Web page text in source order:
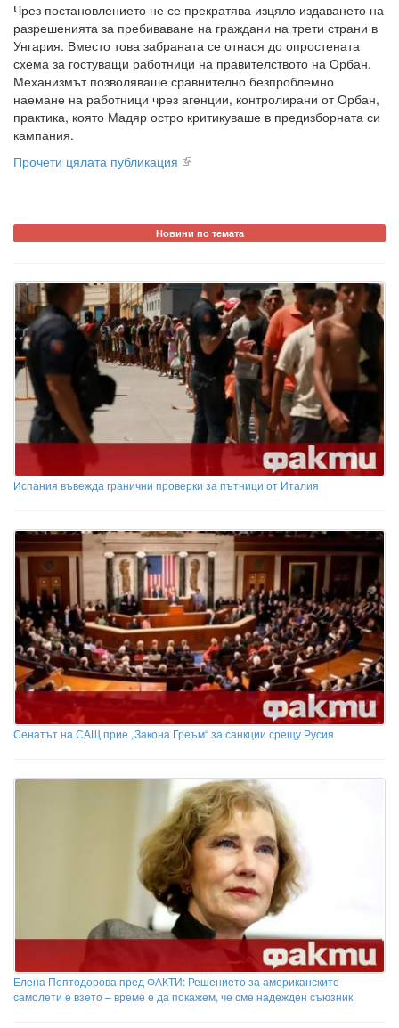
Чрез постановлението не се прекратява изцяло издаването на
разрешенията за пребиваване на граждани на трети страни в
Унгария. Вместо това забраната се отнася до опростената
схема за гостуващи работници на правителството на Орбан.
Механизмът позволяваше сравнително безпроблемно
наемане на работници чрез агенции, контролирани от Орбан,
практика, която Мадяр остро критикуваше в предизборната си
кампания.
Прочети цялата публикация
Новини по темата
Испания въвежда гранични проверки за пътници от Италия
Сенатът на САЩ прие „Закона Греъм“ за санкции срещу Русия
Елена Поптодорова пред ФАКТИ: Решението за американските
самолети е взето – време е да покажем, че сме надежден съюзник